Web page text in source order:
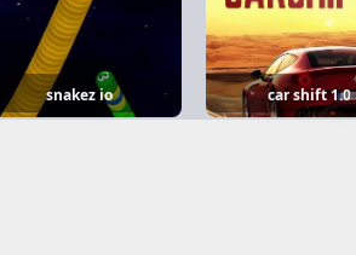
snakez io car shift 1.0